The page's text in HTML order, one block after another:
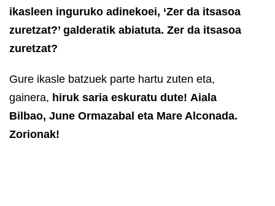
ikasleen inguruko adinekoei, ‘Zer da itsasoa
zuretzat?’ galderatik abiatuta. Zer da itsasoa
zuretzat?
Gure ikasle batzuek parte hartu zuten eta,
gainera, hiruk saria eskuratu dute! Aiala
Bilbao, June Ormazabal eta Mare Alconada.
Zorionak!